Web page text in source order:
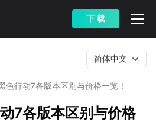
下 载
色行动7各版本区别与价格一览！
简体中文
7各版本区别与价格